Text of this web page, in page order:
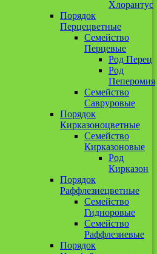
Хлорантус
Порядок
Перцецветные
Семейство
Перцевые
Род Перец
Род
Пеперомия
Семейство
Савруровые
Порядок
Кирказоноцветные
Семейство
Кирказоновые
Род
Кирказон
Порядок
Раффлезиецветные
Семейство
Гидноровые
Семейство
Раффлезиевые
Порядок